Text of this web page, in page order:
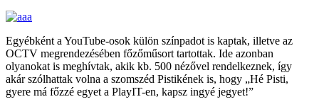
Egyébként a YouTube-osok külön színpadot is kaptak, illetve az
OCTV megrendezésében főzőműsort tartottak. Ide azonban
olyanokat is meghívtak, akik kb. 500 nézővel rendelkeznek, így
akár szólhattak volna a szomszéd Pistikének is, hogy „Hé Pisti,
gyere má főzzé egyet a PlayIT-en, kapsz ingyé jegyet!”